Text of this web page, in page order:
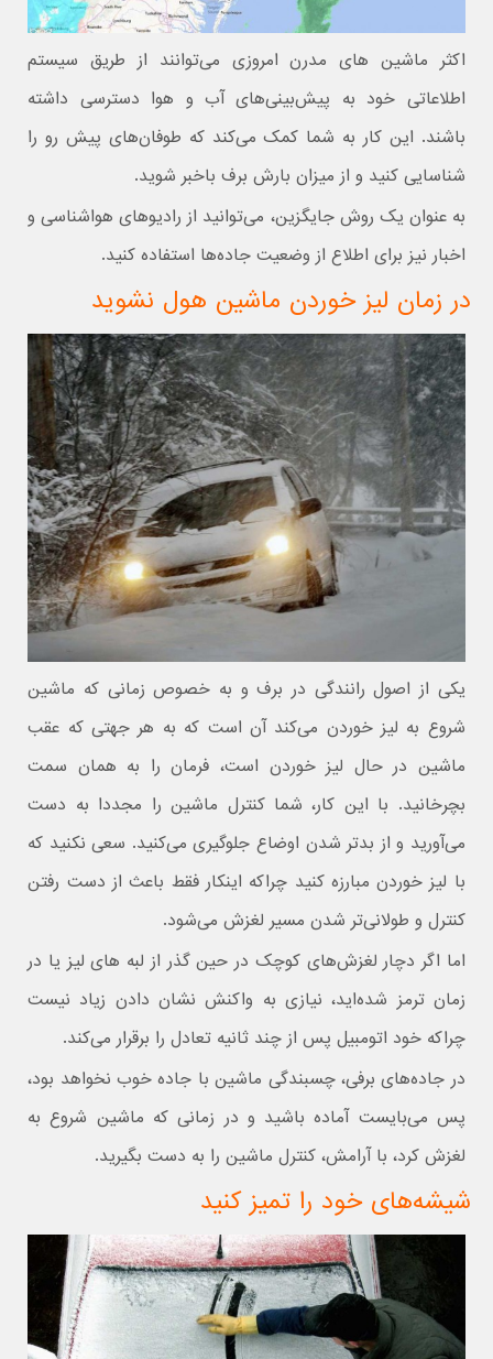
اکثر ماشین های مدرن امروزی می‌توانند از طریق سیستم
اطلاعاتی خود به پیش‌بینی‌های آب و هوا دسترسی داشته
باشند. این کار به شما کمک می‌کند که طوفان‌های پیش رو را
شناسایی کنید و از میزان بارش برف باخبر شوید.
به عنوان یک روش جایگزین، می‌توانید از رادیوهای هواشناسی و
اخبار نیز برای اطلاع از وضعیت جاده‌ها استفاده کنید.
در زمان لیز خوردن ماشین هول نشوید
یکی از اصول رانندگی در برف و به خصوص زمانی که ماشین
شروع به لیز خوردن می‌کند آن است که به هر جهتی که عقب
ماشین در حال لیز خوردن است، فرمان را به همان سمت
بچرخانید. با این کار، شما کنترل ماشین را مجددا به دست
می‌آورید و از بدتر شدن اوضاع جلوگیری می‌کنید. سعی نکنید که
با لیز خوردن مبارزه کنید چراکه اینکار فقط باعث از دست رفتن
کنترل و طولانی‌تر شدن مسیر لغزش می‌شود.
اما اگر دچار لغزش‌های کوچک در حین گذر از لبه های لیز یا در
زمان ترمز شده‌اید، نیازی به واکنش نشان دادن زیاد نیست
چراکه خود اتومبیل پس از چند ثانیه تعادل را برقرار می‌کند.
در جاده‌های برفی، چسبندگی ماشین با جاده خوب نخواهد بود،
پس می‌بایست آماده باشید و در زمانی که ماشین شروع به
لغزش کرد، با آرامش، کنترل ماشین را به دست بگیرید.
شیشه‌های خود را تمیز کنید